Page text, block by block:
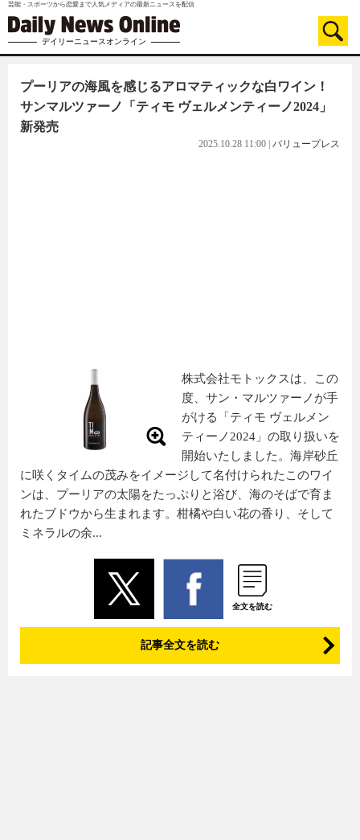
芸能・スポーツから恋愛まで人気メディアの最新ニュースを配信
デイリーニュースオンライン
プーリアの海風を感じるアロマティックな白ワイン！
サンマルツァーノ「ティモ ヴェルメンティーノ2024」
新発売
2025.10.28 11:00 バリュープレス
株式会社モトックスは、この
度、サン・マルツァーノが手
がける「ティモ ヴェルメン
ティーノ2024」の取り扱いを
開始いたしました。海岸砂丘
に咲くタイムの茂みをイメージして名付けられたこのワイ
ンは、プーリアの太陽をたっぷりと浴び、海のそばで育ま
れたブドウから生まれます。柑橘や白い花の香り、そして
ミネラルの余...
全文を読む
記事全文を読む